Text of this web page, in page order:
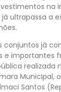
na
ultrapassa a
conjuntos já
e importantes
realizada
Municipal,
Santos